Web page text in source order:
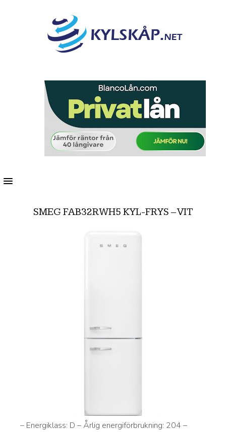
MENU
SMEG FAB32RWH5 KYL-FRYS – VIT
– Energiklass: D – Årlig energiförbrukning: 204 –